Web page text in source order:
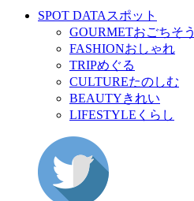
SPOT DATA スポット
GOURMETおごちそう
FASHIONおしゃれ
TRIPめぐる
CULTUREたのしむ
BEAUTYきれい
LIFESTYLE くらし